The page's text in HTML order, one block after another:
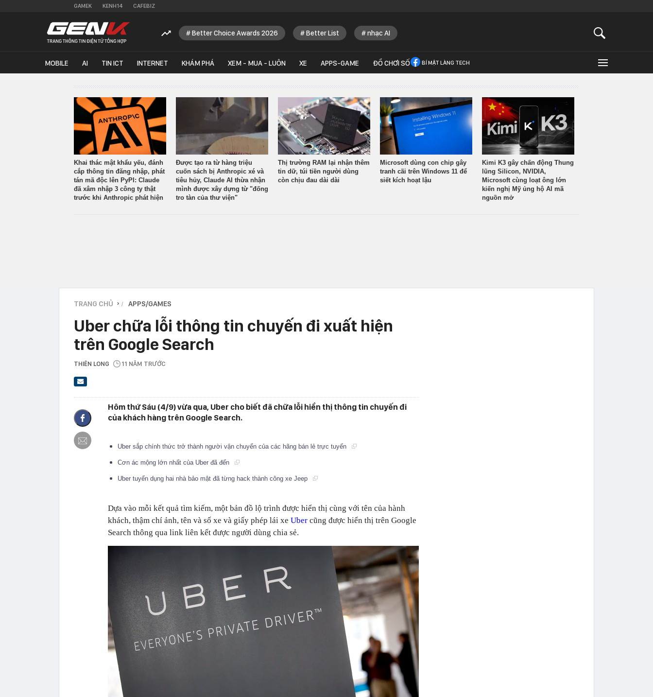
GAMEK KENH14 CAFEBIZ
Better Choice Awards 2026 Better List nhạc AI
MOBILE AI TIN ICT INTERNET KHÁM PHÁ XEM - MUA - LUÔN XE APPS-GAME ĐỒ CHƠI SỐ BÍ MẬT LÀNG TECH
Khai thác mật khẩu yếu, đánh
cắp thông tin đăng nhập, phát
tán mã độc lên PyPI: Claude
đã xâm nhập 3 công ty thật
trước khi Anthropic phát hiện
Được tạo ra từ hàng triệu
cuốn sách bị Anthropic xé và
tiêu hủy, Claude AI thừa nhận
mình được xây dựng từ "đống
tro tàn của thư viện"
Thị trường RAM lại nhận thêm
tin dữ, túi tiền người dùng
còn chịu đau dài dài
Microsoft dùng con chip gây
tranh cãi trên Windows 11 để
siết kích hoạt lậu
Kimi K3 gây chấn động Thung
lũng Silicon, NVIDIA,
Microsoft cùng loạt ông lớn
kiến nghị Mỹ ủng hộ AI mã
nguồn mở
TRANG CHỦ › APPS/GAMES
Uber chữa lỗi thông tin chuyến đi xuất hiện
trên Google Search
THIÊN LONG 11 NĂM TRƯỚC
Hôm thứ Sáu (4/9) vừa qua, Uber cho biết đã chữa lỗi hiển thị thông tin chuyến đi
của khách hàng trên Google Search.
Uber sắp chính thức trở thành người vận chuyển của các hãng bán lẻ trực tuyến
Cơn ác mộng lớn nhất của Uber đã đến
Uber tuyển dụng hai nhà bảo mật đã từng hack thành công xe Jeep
Dựa vào mỗi kết quả tìm kiếm, một bản đồ lộ trình được hiển thị cùng với tên của hành
khách, thậm chí ảnh, tên và số xe và giấy phép lái xe Uber cũng được hiển thị trên Google
Search thông qua link liên kết được người dùng chia sẻ.